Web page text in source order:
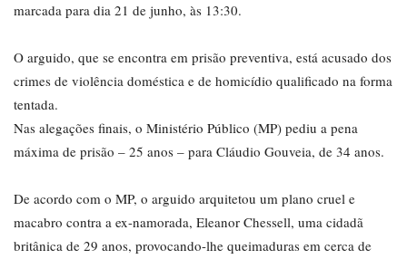
marcada para dia 21 de junho, às 13:30.
O arguido, que se encontra em prisão preventiva, está acusado dos
crimes de violência doméstica e de homicídio qualificado na forma
tentada.
Nas alegações finais, o Ministério Público (MP) pediu a pena
máxima de prisão – 25 anos – para Cláudio Gouveia, de 34 anos.
De acordo com o MP, o arguido arquitetou um plano cruel e
macabro contra a ex-namorada, Eleanor Chessell, uma cidadã
britânica de 29 anos, provocando-lhe queimaduras em cerca de